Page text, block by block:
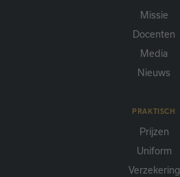
Missie
Docenten
Media
Nieuws
PRAKTISCH
Prijzen
Uniform
Verzekering